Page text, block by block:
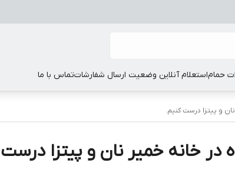
حماماستعلام آنلاین وضعیت ارسال شفارشاتتماس با ما
و پیتزا درست کنیم.
خانه خمیر نان و پیتزا